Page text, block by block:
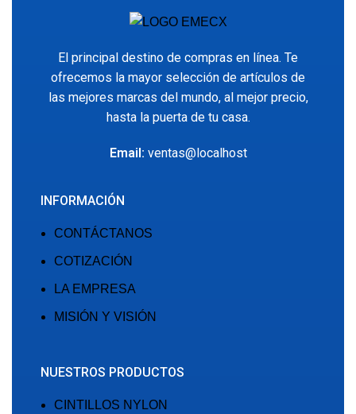
El principal destino de compras en línea. Te
ofrecemos la mayor selección de artículos de
las mejores marcas del mundo, al mejor precio,
hasta la puerta de tu casa.
Email: ventas@localhost
INFORMACIÓN
CONTÁCTANOS
COTIZACIÓN
LA EMPRESA
MISIÓN Y VISIÓN
NUESTROS PRODUCTOS
CINTILLOS NYLON